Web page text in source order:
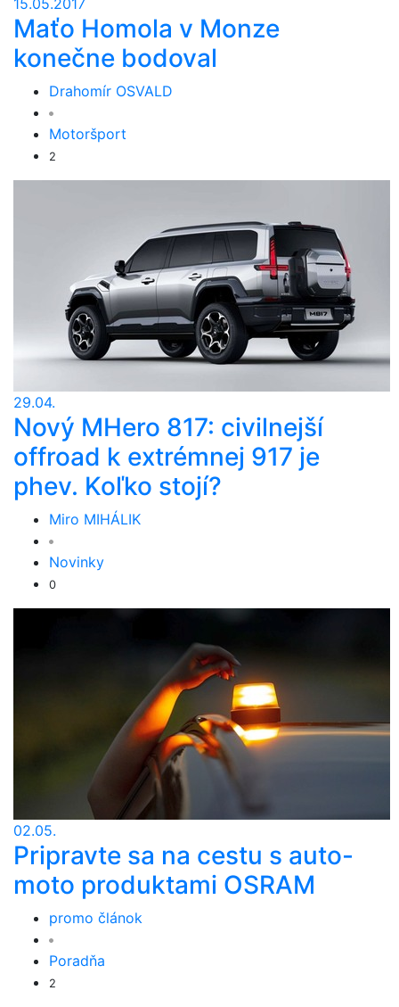
15.05.2017
Maťo Homola v Monze
konečne bodoval
Drahomír OSVALD
Motoršport
2
29.04.
Nový MHero 817: civilnejší
offroad k extrémnej 917 je
phev. Koľko stojí?
Miro MIHÁLIK
Novinky
0
02.05.
Pripravte sa na cestu s auto-
moto produktami OSRAM
promo článok
Poradňa
2